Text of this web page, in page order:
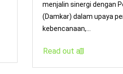
menjalin sinergi dengan
(Damkar) dalam upaya
kebencanaan,...
Read out all